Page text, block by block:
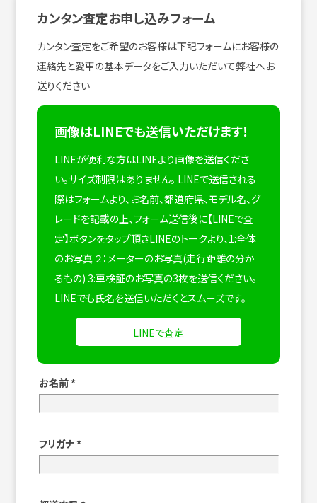
カンタン査定お申し込みフォーム
カンタン査定をご希望のお客様は下記フォームにお客様の
連絡先と愛車の基本データをご入力いただいて弊社へお
送りください
画像はLINEでも送信いただけます！
LINEが便利な方はLINEより画像を送信くださ
い。サイズ制限はありません。 LINEで送信される
際はフォームより、お名前、都道府県、モデル名、グ
レードを記載の上、フォーム送信後に【LINEで査
定】ボタンをタップ頂きLINEのトークより、1:全体
のお写真 ２：メーターのお写真(走行距離の分か
るもの) 3:車検証のお写真の3枚を送信ください。
LINEでも氏名を送信いただくとスムーズです。
LINEで査定
お名前 *
フリガナ *